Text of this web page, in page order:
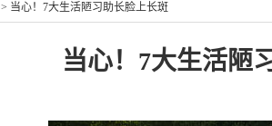
> 当心！7大生活陋习助长脸上长斑
当心！7大生活陋